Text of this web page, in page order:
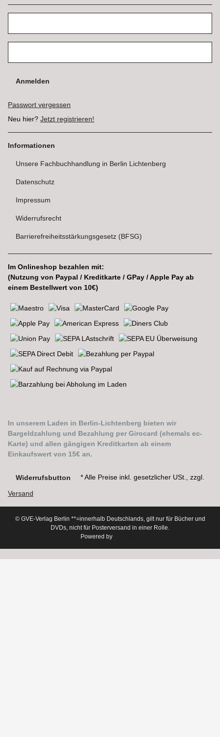
Anmelden
Passwort vergessen
Neu hier? Jetzt registrieren!
Informationen
Unsere Fachbuchhandlung in Berlin Lichtenberg
Datenschutz
Impressum
Widerrufsrecht
Barrierefreiheitsstärkungsgesetz (BFSG)
Im Onlineshop bezahlen mit:
(Nutzung von Paypal / Kreditkarte / GPay / Apple Pay ab
einem Bestellwert von 10€)
In unserem Laden in Berlin-Lichtenberg bieten wir
Bargeldzahlung und Bezahlung per Girocard (ehemals ec-
Karte) und allen gängigen Kreditkarten ab einem
Einkaufswert von 15€ an.
Widerrufsbutton * Alle Preise inkl. gesetzlicher USt., zzgl.
Versand
© GVE-Verlag Berlin **=innerhalb Deutschlands, gilt nur für Bücher und
DVDs, nicht für Posterversand in einer Rolle.
Powered by